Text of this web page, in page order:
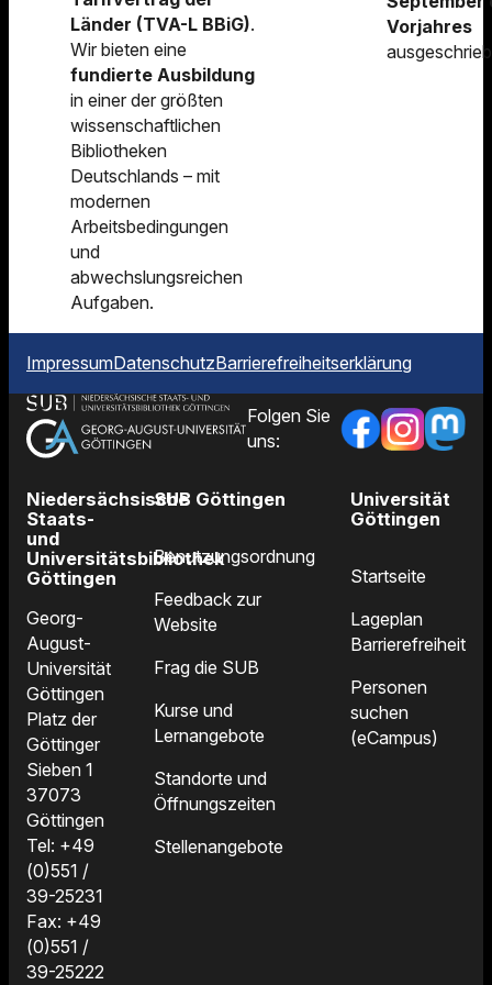
Länder (TVA-L BBiG).
Wir bieten eine
fundierte Ausbildung
in einer der größten
wissenschaftlichen
Bibliotheken
Deutschlands – mit
modernen
Arbeitsbedingungen
und
abwechslungsreichen
Aufgaben.
Vorjahres
ImpressumDatenschutzBarrierefreiheitserklärung
Folgen Sie
uns:
Niedersächsische
Staats-
und
Universitätsbibliothek
Göttingen
Georg-
August-
Universität
Göttingen
Platz der
Göttinger
Sieben 1
37073
Göttingen
Tel: +49
(0)551 /
39-25231
Fax: +49
(0)551 /
39-25222
SUB Göttingen
Benutzungsordnung
Feedback zur
Website
Frag die SUB
Kurse und
Lernangebote
Standorte und
Öffnungszeiten
Stellenangebote
Universität
Göttingen
Startseite
Lageplan
Barrierefreiheit
Personen
suchen
(eCampus)